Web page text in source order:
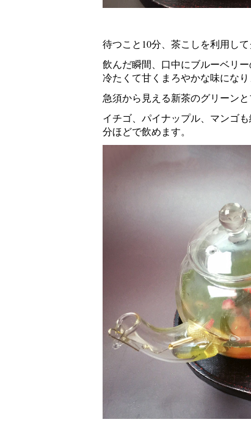
待つこと10分、茶こしを利用し
飲んだ瞬間、口中にブルーベリ
冷たくて甘くまろやかな味にな
急須から見える新茶のグリーン
イチゴ、パイナップル、マンゴ
分ほどで飲めます。